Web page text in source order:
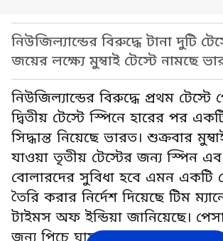
নিউজিল্যান্ডের বিরুদ্ধে টানা দুটি
জয়ের লক্ষ্যে মুম্বাই টেস্টে নামছে
নিউজিল্যান্ডের বিরুদ্ধে প্রথম
দ্বিতীয় টেস্টে স্পিনে হারের পর
সিদ্ধান্ত নিয়েছে ভারত। শুক্রবার
যাওয়া তৃতীয় টেস্টের জন্য স্পিন
বোলারদের সুবিধা হবে এমন একটি
তৈরি করার নির্দেশ দিয়েছে টিম
টাইমস অফ ইন্ডিয়া জানিয়েছে।
জন্য পিচে ঘাস রাখা হবে বলেও